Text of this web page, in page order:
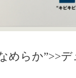
か”>>デュ
ティ